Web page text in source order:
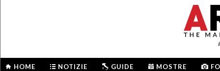
HOME NOTIZIE GUIDE MOSTRE